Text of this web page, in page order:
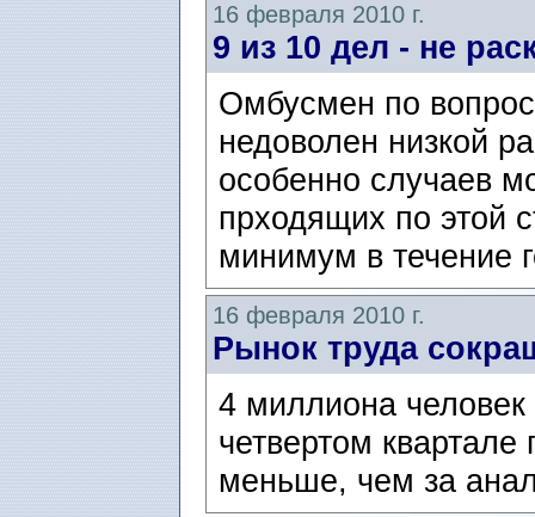
16 февраля 2010 г.
9 из 10 дел - не
Омбусмен по
недоволен низкой
особенно случаев
прходящих по этой
минимум в течение
16 февраля 2010 г.
Рынок труда
4 миллиона
четвертом
меньше, чем за